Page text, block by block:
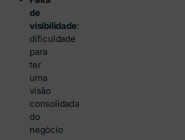
de
visibilidade:
dificuldade
para
ter
uma
visão
consolidada
do
negócio